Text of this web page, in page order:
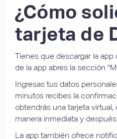
¿Cómo
tarjeta de
Tienes que descargar la
de la app abres la sección
Ingresas tus datos
minutos recibes la
obtendrás una tarjeta
manera inmediata y
La app también ofrece